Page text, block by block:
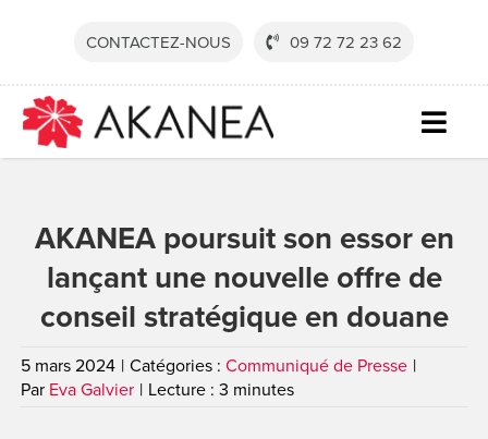
CONTACTEZ-NOUS 09 72 72 23 62
AKANEA poursuit son essor en
lançant une nouvelle offre de
conseil stratégique en douane
5 mars 2024 | Catégories :Communiqué de Presse |
Par Eva Galvier | Lecture : 3 minutes